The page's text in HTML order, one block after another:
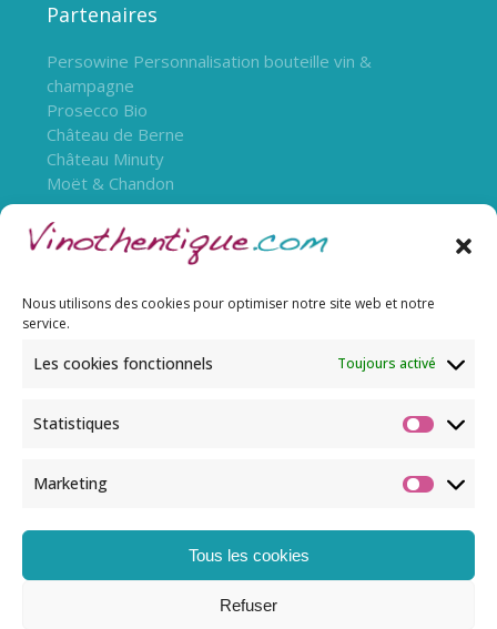
Nous utilisons des cookies pour optimiser notre site web et notre
service.
Les cookies fonctionnels Toujours activé
Statistiques
Marketing
Tous les cookies
Refuser
Partenaires
Persowine Personnalisation bouteille vin &
champagne
Prosecco Bio
Château de Berne
Château Minuty
Moët & Chandon
L’abus d’alcool est dangereux pour la santé, à
© Copyright 2022 Vinothentique. Tous droits